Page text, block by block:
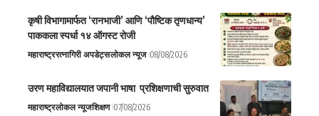
कृषी विभागामार्फत ‘रानभाजी’ आणि ‘पौष्टिक तृणधान्य’
पाककला स्पर्धा १४ ऑगस्ट रोजी
महाराष्ट्ररत्नागिरी अपडेट्सलोकल न्यूज 08/08/2026
उरण महाविद्यालयात जपानी भाषा प्रशिक्षणाची सुरुवात
महाराष्ट्रलोकल न्यूजशिक्षण 07/08/2026